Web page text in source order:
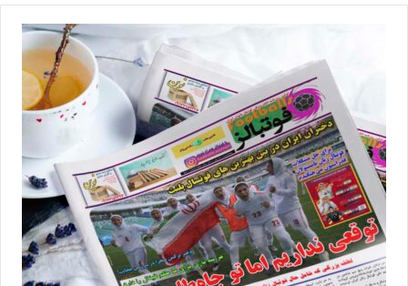
درهای تیم ملی به روی همه باز است
سرمربی تیم ملی فوتسال زنان در پاسخ به پرسش دیگری مبنی بر اینکه
آیا مهدی تاج حمایت کافی را از شما دارد؟ عنوان کرد: ریاست محترم
فدراسیون آقای تاج و سایر مسئولین در طی اردوها به ما سر زدند و
تاکنون حمایت خوبی از تیم ملی داشتند؛ در این مدت هم کارها را با
صبر و تامل پیگیری می‌کنند.
وی در پایان خاطر نشان کرد: یکی از مشکلات ما اردوهای کم برای تیم
ملی است. ما هر ماه یک اردوی یک هفته‌ای برگزار کردیم که خیلی کم
بود البته با شروع لیگ بازیکن‌ها آمادگی بهتری کسب می‌کنند. حدود ۲۰
روز مانده به اعزام هم آخرین اردوی ما برگزار خواهد شد تا بتوانیم تیم
آماده‌ای را راهی مسابقات کنیم. درهای تیم ملی به روی همه باز است و